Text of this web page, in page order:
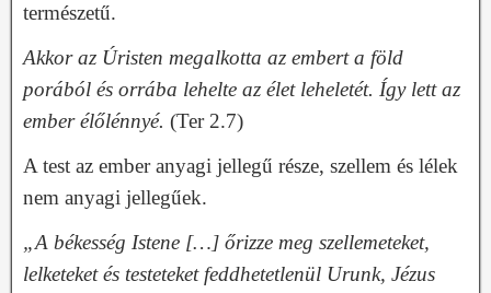
természetű.
Akkor az Úristen megalkotta az embert a föld
porából és orrába lehelte az élet leheletét. Így lett az
ember élőlénnyé. (Ter 2.7)
A test az ember anyagi jellegű része, szellem és lélek
nem anyagi jellegűek.
„A békesség Istene […] őrizze meg szellemeteket,
lelketeket és testeteket feddhetetlenül Urunk, Jézus